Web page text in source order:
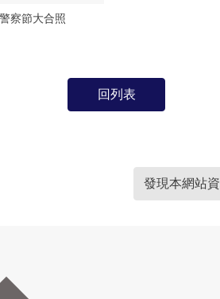
察節大合照
回列表
發現本網站